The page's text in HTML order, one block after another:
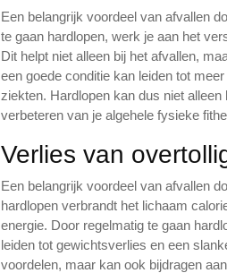
Een belangrijk voordeel van afvallen
te gaan hardlopen, werk je aan het
Dit helpt niet alleen bij het afvallen,
een goede conditie kan leiden tot
ziekten. Hardlopen kan dus niet
verbeteren van je algehele fysieke
Verlies van
Een belangrijk voordeel van afvallen
hardlopen verbrandt het lichaam
energie. Door regelmatig te gaan
leiden tot gewichtsverlies en een
voordelen, maar kan ook bijdragen